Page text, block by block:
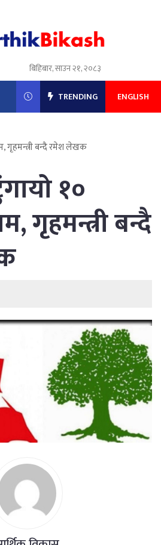
बिहिबार, साउन २१, २०८३
TRENDING ENGLISH
गृहमन्त्री बन्दै रमेश लेखक
१०
गृहमन्त्री बन्दै